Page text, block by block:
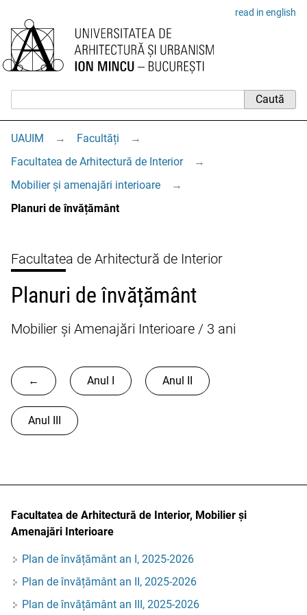
read in english
UAUIM → Facultăți
→
Facultatea de Arhitectură de Interior
→
Mobilier și amenajări interioare
→
Planuri de învățământ
Facultatea de Arhitectură de Interior
Planuri de învățământ
Mobilier și Amenajări Interioare / 3 ani
← Anul I Anul II
Anul III
Facultatea de Arhitectură de Interior, Mobilier și
Amenajări Interioare
Plan de învățământ an I, 2025-2026
Plan de învățământ an II, 2025-2026
Plan de învățământ an III, 2025-2026